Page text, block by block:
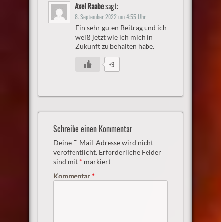
Axel Raabesagt:
8. September 2022 um 4:55 Uhr
Ein sehr guten Beitrag und ich
weiß jetzt wie ich mich in
Zukunft zu behalten habe.
+9
Schreibe einen Kommentar
Deine E-Mail-Adresse wird nicht
veröffentlicht. Erforderliche Felder
sind mit * markiert
Kommentar*